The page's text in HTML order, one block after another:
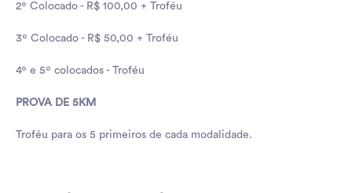
2º Colocado - R$ 100,00 + Troféu
3º Colocado - R$ 50,00 + Troféu
4º e 5º colocados - Troféu
PROVA DE 5KM
Troféu para os 5 primeiros de cada modalidade.